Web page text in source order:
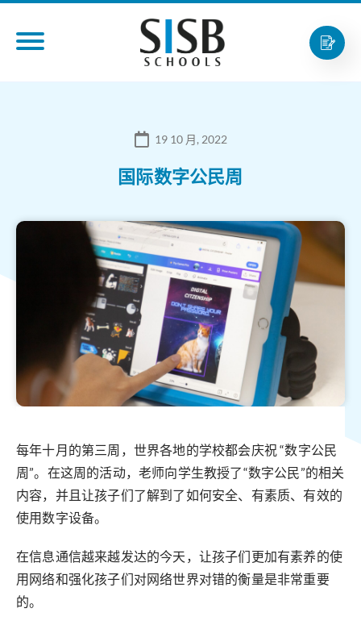
19 10 月, 2022
国际数字公民周
每年十月的第三周，世界各地的学校都会庆祝 “数字公民
周”。在这周的活动，老师向学生教授了“数字公民”的相关
内容，并且让孩子们了解到了如何安全、有素质、有效的
使用数字设备。
在信息通信越来越发达的今天，让孩子们更加有素养的使
用网络和强化孩子们对网络世界对错的衡量是非常重要
的。